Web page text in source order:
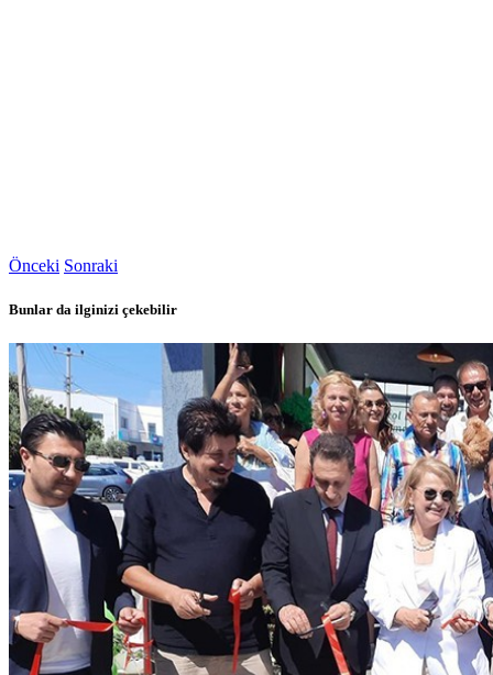
Önceki Sonraki
Bunlar da ilginizi çekebilir